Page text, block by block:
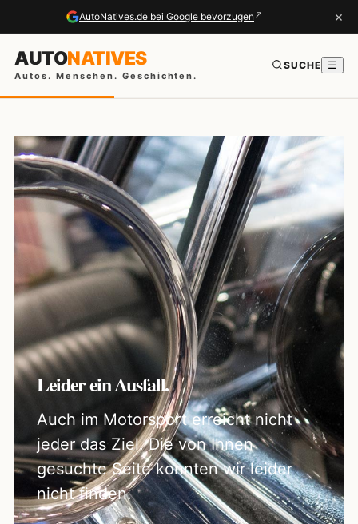
AutoNatives.de bei Google bevorzugen ↗ ×
AUTONATIVES
Autos. Menschen. Geschichten.
SUCHE ☰
Leider ein Ausfall.
Auch im Motorsport erreicht nicht
jeder das Ziel. Die von Ihnen
gesuchte Seite konnten wir leider
nicht finden.